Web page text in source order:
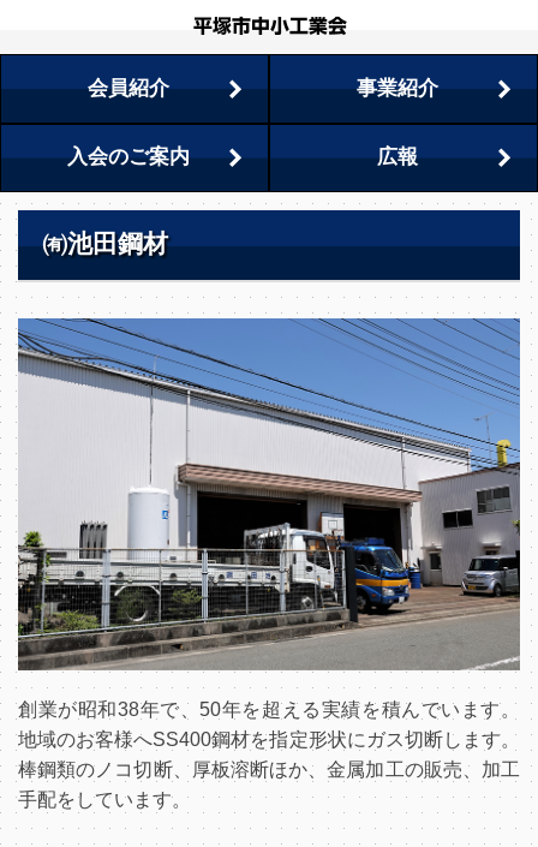
会員紹介 事業紹介
入会のご案内 広報
㈲池田鋼材
創業が昭和38年で、50年を超える実績を積んでいます。
地域のお客様へSS400鋼材を指定形状にガス切断します。
棒鋼類のノコ切断、厚板溶断ほか、金属加工の販売、加工
手配をしています。